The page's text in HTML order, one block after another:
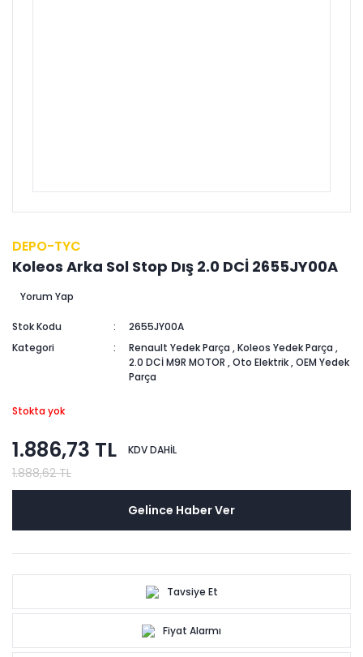
DEPO-TYC
Koleos Arka Sol Stop Dış 2.0 DCİ 2655JY00A
Yorum Yap
Stok Kodu
2655JY00A
Kategori
Renault Yedek Parça ,Koleos Yedek Parça ,
2.0 DCİ M9R MOTOR ,Oto Elektrik,OEM Yedek
Parça
Stokta yok
1.886,73 TL KDV DAHİL
1.888,62 TL
Gelince Haber Ver
Tavsiye Et
Fiyat Alarmı